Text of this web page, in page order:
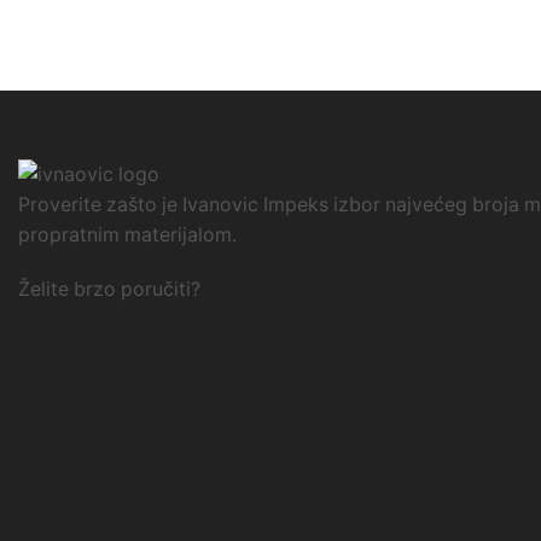
Proverite zašto je Ivanovic Impeks izbor najvećeg broja
propratnim materijalom.
Želite brzo poručiti?